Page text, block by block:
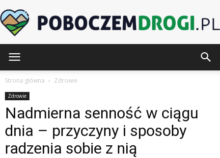
Strona główna Zdrowie
Zdrowie
Nadmierna senność w ciągu
dnia – przyczyny i sposoby
radzenia sobie z nią